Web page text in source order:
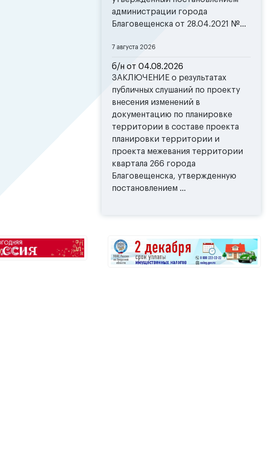
администрации города
Благовещенска от 28.04.2021 №...
7 августа 2026
б/н от 04.08.2026
ЗАКЛЮЧЕНИЕ о результатах
публичных слушаний по проекту
внесения изменений в
документацию по планировке
территории в составе проекта
планировки территории и
проекта межевания территории
квартала 266 города
Благовещенска, утвержденную
постановлением ...